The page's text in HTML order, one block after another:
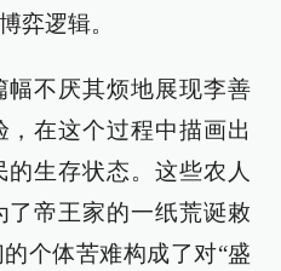
弈逻辑。
幅不厌其烦地展现李善
在这个过程中描画出
生存状态。这些农人
帝王家的一纸荒诞敕
个体苦难构成了对“盛